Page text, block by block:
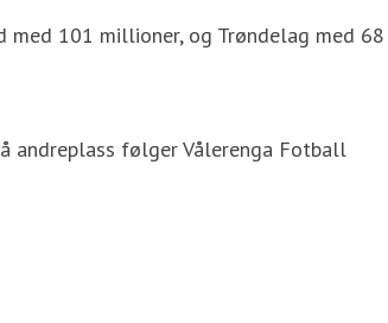
101 millioner, og Trøndelag med 68
andreplass følger Vålerenga Fotball